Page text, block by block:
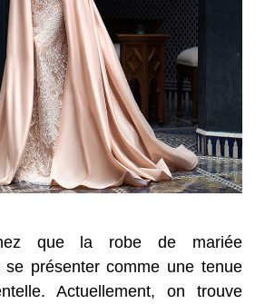
que la robe de mariée
se présenter comme une tenue
Actuellement, on trouve